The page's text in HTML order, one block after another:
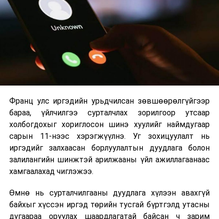
14.00
Мал, амьтны эрүүл
мэндийн тухай
хуулийн
хэрэгжилтийн
талаарх хяналт
санал, дүгнэлт
гаргах үүрэг бүхий
Байгаль орчин,
хүнс, хөдөө аж
ахуйн байнгын
хорооны ажлын
хэсгийн хуралдаан
“Үндсэн
танхимд
төрийн хяналт
шалгалтын үйл
танхимд
2026 оны 9 дүгээр сарын 1-нээс цахимаар
эхэлнэ.
2026 оны 9 дүгээр сарын 14-нөөс танхимаар
үргэлжилнэ.
2026 оны 9 дүгээр сарын 13-наас оюутнуудыг
дотуур байранд оруулж эхэлнэ.
Сургууль, цэцэрлэгийн үйл ажиллагааны
зохицуулалт
2026 оны 8 дугаар сарын 17–28-ны өдрүүдэд
байранд элсэлт, бүртгэл болон бусад аливаа
арга хэмжээ зохион байгуулахгүй болно.
Франц улс иргэдийн урьдчилсан зөвшөөрөлгүйгээр
бараа, үйлчилгээ сурталчлах зорилгоор утсаар
холбогдохыг хориглосон шинэ хуулийг наймдугаар
сарын 11-нээс хэрэгжүүлнэ. Уг зохицуулалт нь
иргэдийг залхаасан борлуулалтын дуудлага болон
залилангийн шинжтэй арилжааны үйл ажиллагаанаас
хамгаалахад чиглэжээ.
Өмнө нь сурталчилгааны дуудлага хүлээн авахгүй
байхыг хүссэн иргэд төрийн тусгай бүртгэлд утасны
дугаараа оруулах шаардлагатай байсан ч зарим